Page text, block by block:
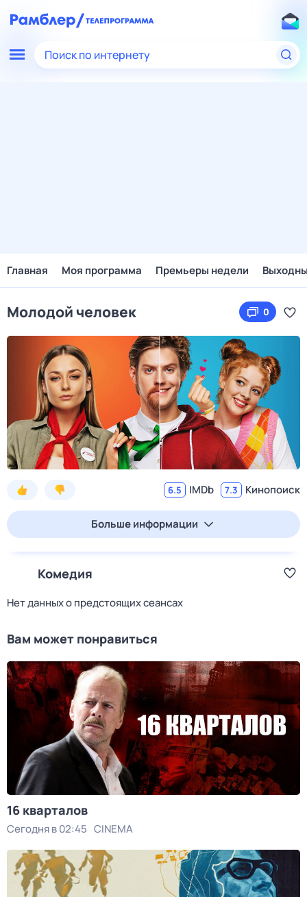
Поиск по интернету
Главная Моя программа Премьеры недели
Молодой человек 0
6.5 IMDb 7.3 Кинопоиск
Больше информации
Комедия
Нет данных о предстоящих сеансах
Вам может понравиться
16 кварталов
Сегодня в 02:45 CINEMA